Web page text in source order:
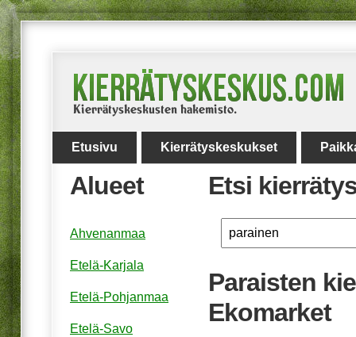
Etusivu Kierrätyskeskukset
Etsi
Paraisten
Ekomarket
Alueet
Ahvenanmaa
Etelä-Karjala
Etelä-Pohjanmaa
Etelä-Savo